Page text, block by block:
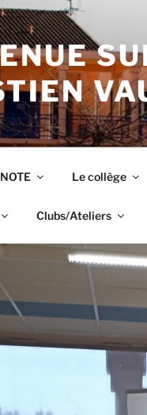
Le collège
Clubs/Ateliers